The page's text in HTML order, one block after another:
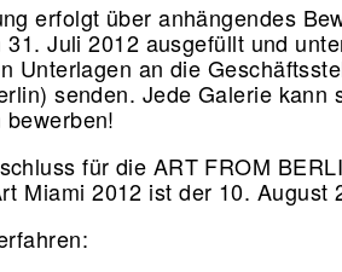
erfolgt über anhängendes
31. Juli 2012 ausgefüllt und
Unterlagen an die
senden. Jede Galerie kann
für die ART FROM
Miami 2012 ist der 10. August